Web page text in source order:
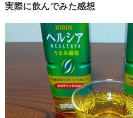
実際に飲んでみた感想